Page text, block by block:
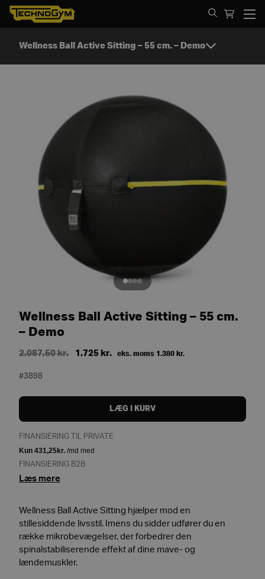
Spring til indhold
Wellness Ball Active Sitting – 55 cm. – Demo
Wellness Ball Active Sitting – 55 cm.
– Demo
2.087,50kr.
Original
1.725 kr.Current
eks. moms 1.380 kr.
#3898
LÆG I KURV
FINANSIERING TIL PRIVATE
FINANSIERING B2B
Læs mere
Wellness Ball Active Sitting hjælper mod en
stillesiddende livsstil. Imens du sidder udfører du en
række mikrobevægelser, der forbedrer den
spinalstabiliserende effekt af dine mave- og
lændemuskler.